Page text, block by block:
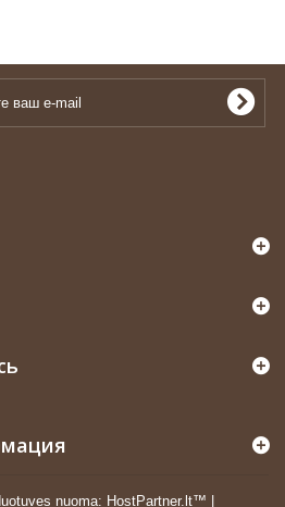
nuoma: HostPartner.lt™